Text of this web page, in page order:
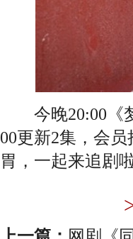
今晚20:00《梦
00更新2集，会
胃，一起来追剧